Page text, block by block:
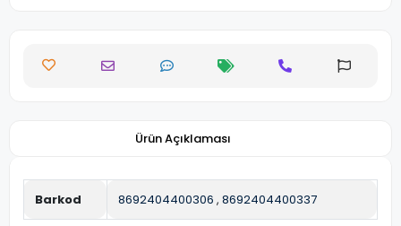
Ürün Açıklaması
Barkod 8692404400306 , 8692404400337